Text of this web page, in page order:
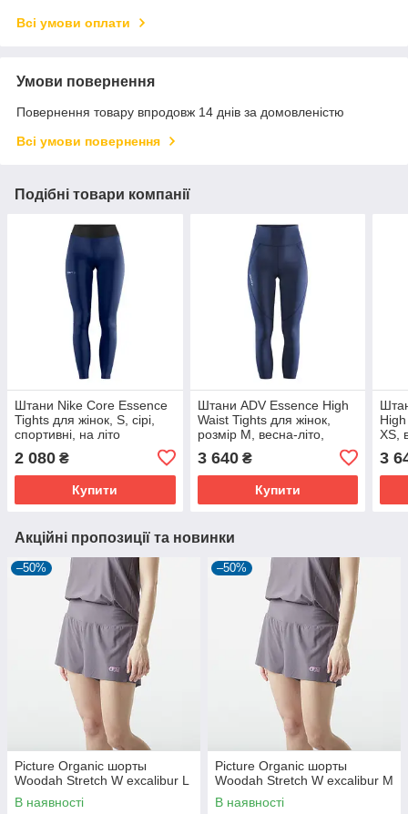
Всі умови оплати
Умови повернення
Повернення товару впродовж 14 днів за домовленістю
Всі умови повернення
Подібні товари компанії
Штани Nike Core Essence
Tights для жінок, S, сірі,
спортивні, на літо
2 080 ₴
Купити
Штани ADV Essence High
Waist Tights для жінок,
розмір M, весна-літо,
3 640₴
Купити
XS,
3
Акційні пропозиції та новинки
–50%
Picture Organic шорты
Woodah Stretch W excalibur L
В наявності
–50%
Picture Organic шорты
Woodah Stretch W excalibur M
В наявності